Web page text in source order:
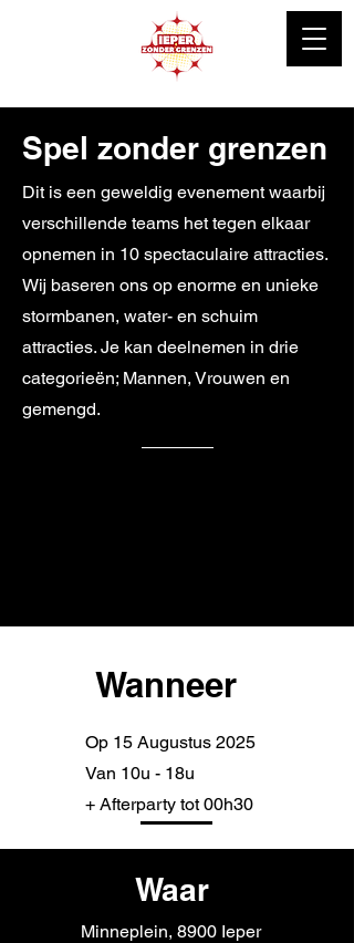
Spel zonder grenzen
Dit is een geweldig evenement waarbij
verschillende teams het tegen elkaar
opnemen in 10 spectaculaire attracties.
Wij baseren ons op enorme en unieke
stormbanen, water- en schuim
attracties. Je kan deelnemen in drie
categorieën; Mannen, Vrouwen en
gemengd.
Wanneer
Op 15 Augustus 2025
Van 10u - 18u
+ Afterparty tot 00h30
Waar
Minneplein, 8900 Ieper